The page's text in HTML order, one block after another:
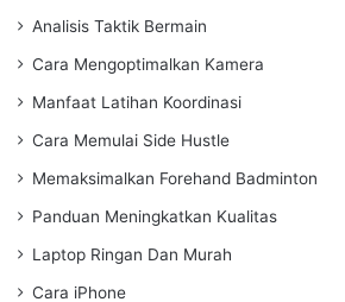
Analisis Taktik Bermain
Cara Mengoptimalkan Kamera
Manfaat Latihan Koordinasi
Cara Memulai Side Hustle
Memaksimalkan Forehand Badminton
Panduan Meningkatkan Kualitas
Laptop Ringan Dan Murah
Cara iPhone